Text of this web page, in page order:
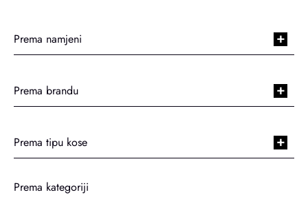
Prema namjeni +
Prema brandu +
Prema tipu kose +
Prema kategoriji